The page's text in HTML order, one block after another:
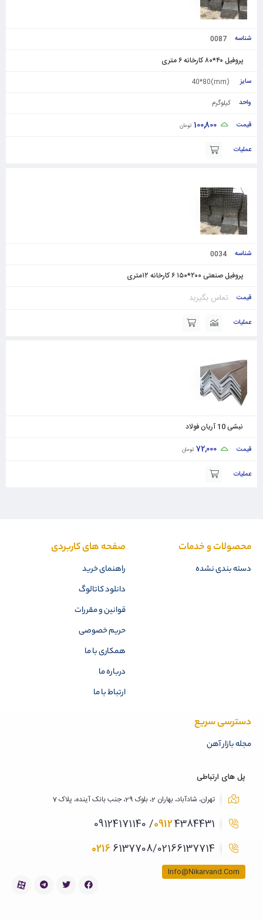
0087
پروفیل ۴۰*۸۰ کارخانه ۶ متری
(mm)40*80
کیلوگرم
100,800 تومان
0034
پروفیل صنعتی ۲۰۰*۱۵۰ ۶ کارخانه ۱۲متری
تماس بگیرید
نبشی 10 آریان فولاد
72,000 تومان
محصولات و خدمات
دسته بندی نشده
صفحه های کاربردی
راهنمای خرید
دانلود کاتالوگ
قوانین و مقررات
حریم خصوصی
همکاری با ما
درباره ما
ارتباط با ما
دسترسی سریع
مجله بازار آهن
پل های ارتباطی
تهران، شادآباد، بهاران 2، بلوک 29، جنب بانک آینده، پلاک 7
09124384431/ 09124171140
02166137708/02166137714
Info@Nikarvand.Com